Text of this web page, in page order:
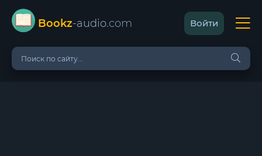
Bookz-audio.com Войти